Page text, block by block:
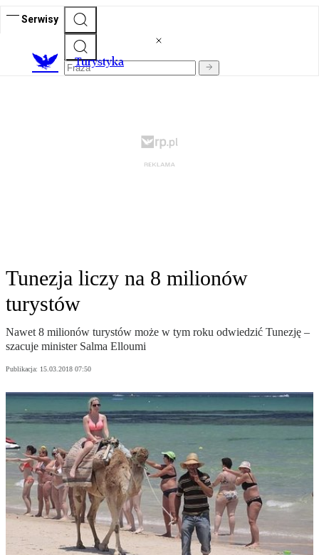
Serwisy
Turystyka
Tunezja liczy na 8 milionów
turystów
Nawet 8 milionów turystów może w tym roku odwiedzić Tunezję –
szacuje minister Salma Elloumi
Publikacja: 15.03.2018 07:50